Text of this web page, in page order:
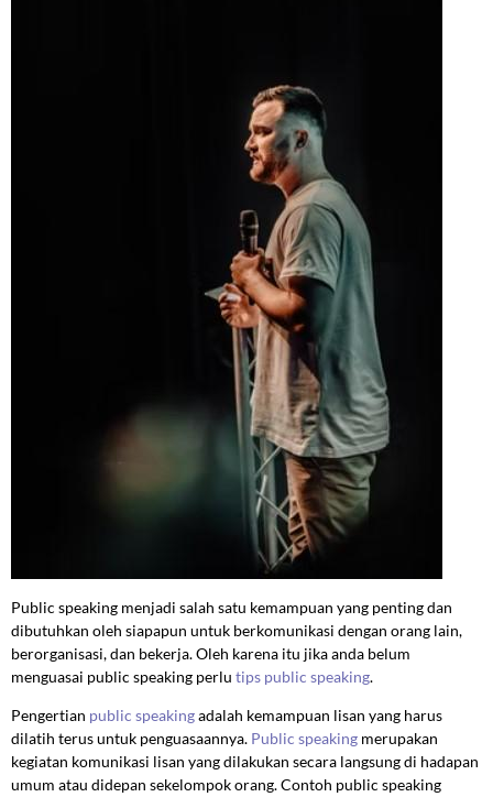
Public speaking menjadi salah satu kemampuan yang penting dan
dibutuhkan oleh siapapun untuk berkomunikasi dengan orang lain,
berorganisasi, dan bekerja. Oleh karena itu jika anda belum
menguasai public speaking perlu tips public speaking.
Pengertian public speakingadalah kemampuan lisan yang harus
dilatih terus untuk penguasaannya. Public speaking merupakan
kegiatan komunikasi lisan yang dilakukan secara langsung di hadapan
umum atau didepan sekelompok orang. Contoh public speaking